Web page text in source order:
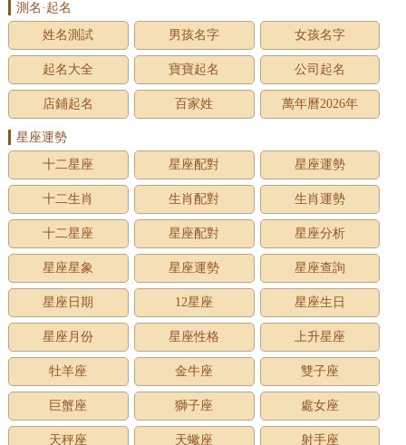
測名·起名
姓名測試
男孩名字 女孩名字
起名大全 寶寶起名 公司起名
店鋪起名 百家姓 萬年曆2026年
星座運勢
十二星座
星座配對 星座運勢
十二生肖 生肖配對 生肖運勢
十二星座 星座配對 星座分析
星座星象 星座運勢 星座查詢
星座日期 12星座 星座生日
星座月份 星座性格 上升星座
牡羊座 金牛座 雙子座
巨蟹座 獅子座 處女座
天秤座 天蠍座 射手座